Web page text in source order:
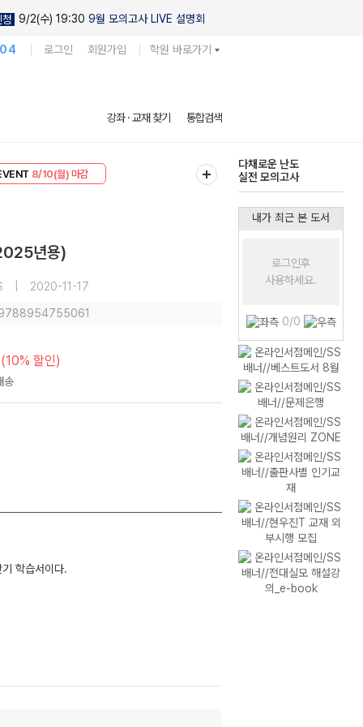
청 9/2(수) 19:30 9월 모의고사 LIVE 설명회
로그인 회원가입 학원 바로가기
강좌 · 교재 찾기 통합검색
8/10(월) 마감
현우진의
킬링캠프 시즌1
년용)
2020-11-17
9788954755061
(10% 할인)
학습서이다.
내가 최근 본 도서
로그인후
사용하세요.
0/0